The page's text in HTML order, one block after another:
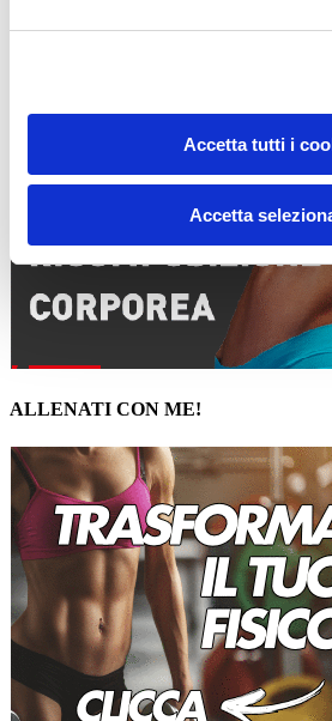
Accetta tutti i
Accetta
15WORKOUT SCARICA ORA
ALLENATI CON ME!